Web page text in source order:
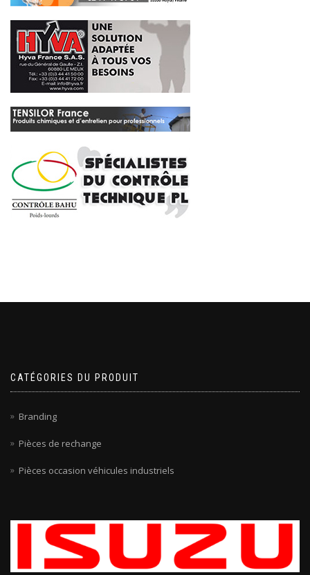
CATÉGORIES DU PRODUIT
Branding
Pièces de rechange
Pièces occasion véhicules industriels